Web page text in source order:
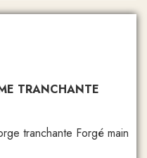
TRANCHANTE
tranchante Forgé main